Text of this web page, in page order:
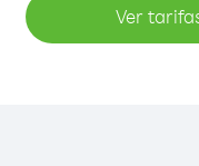
Ver